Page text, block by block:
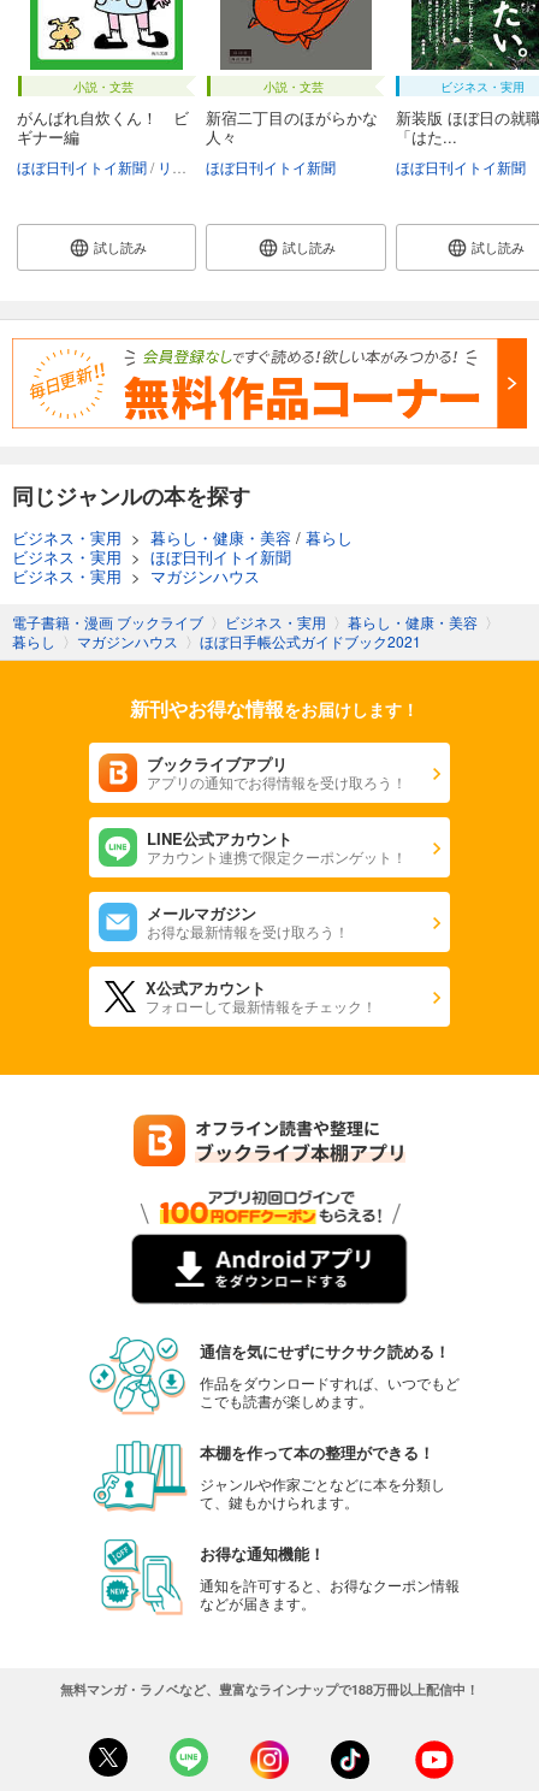
小説・文芸
がんばれ自炊くん！ ビ
ギナー編
ほぼ日刊イトイ新聞 リリー・フランキー
試し読み
小説・文芸
新宿二丁目のほがらかな
人々
ほぼ日刊イトイ新聞
試し読み
ビジネス・実用
新装版 ほぼ日の就
「はた...
ほぼ日刊イトイ新聞
試し読み
同じジャンルの本を探す
ビジネス・実用 > 暮らし・健康・美容 / 暮らし
ビジネス・実用 > ほぼ日刊イトイ新聞
ビジネス・実用 > マガジンハウス
電子書籍・漫画 ブックライブ 〉 ビジネス・実用 〉 暮らし・健康・美容 〉
暮らし 〉 マガジンハウス 〉 ほぼ日手帳公式ガイドブック2021
新刊やお得な情報をお届けします！
ブックライブアプリ
アプリの通知でお得情報を受け取ろう！
LINE公式アカウント
アカウント連携で限定クーポンゲット！
メールマガジン
お得な最新情報を受け取ろう！
X公式アカウント
フォローして最新情報をチェック！
通信を気にせずにサクサク読める！
作品をダウンロードすれば、いつでもど
こでも読書が楽しめます。
本棚を作って本の整理ができる！
ジャンルや作家ごとなどに本を分類し
て、鍵もかけられます。
お得な通知機能！
通知を許可すると、お得なクーポン情報
などが届きます。
無料マンガ・ラノベなど、豊富なラインナップで188万冊以上配信中！